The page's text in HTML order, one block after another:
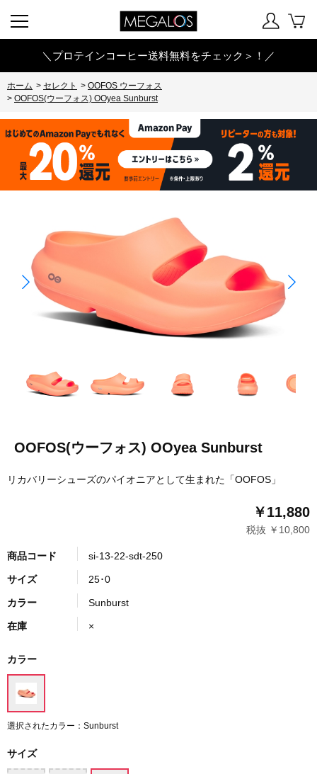
＼プロテインコーヒー送料無料をチェック＞！／
ホーム > セレクト > OOFOS ウーフォス
> OOFOS(ウーフォス) OOyea Sunburst
OOFOS(ウーフォス) OOyea Sunburst
リカバリーシューズのパイオニアとして生まれた「OOFOS」
￥11,880
税抜 ￥10,800
商品コード si-13-22-sdt-250
サイズ 25･0
カラー Sunburst
在庫 ×
カラー
選択されたカラー：Sunburst
サイズ